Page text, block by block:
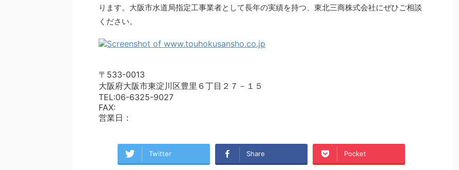
ります。大阪市水道局指定工事業者として長年の実績を持つ、東北三商株式会社にぜひご相談
ください。
〒533-0013
大阪府大阪市東淀川区豊里６丁目２７－１５
TEL:06-6325-9027
FAX:
営業日：
Twitter Share Pocket